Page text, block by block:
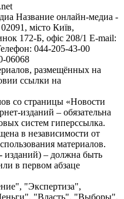
Название онлайн-медиа -
місто Київ,
172-Б, офіс 208/1 E-mail:
044-205-43-00
06068
размещённых на
ссылки на
со страницы «Новости
изданий – обязательна
систем гиперссылка.
в независимости от
материалов.
изданий) – должна быть
в первом абзаце
"Экспертиза",
"Власть", "Выборы",